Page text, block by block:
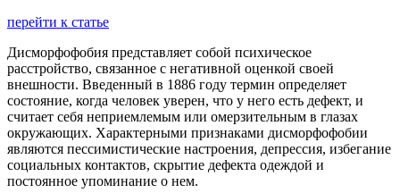
перейти к статье
Дисморфофобия представляет собой психическое
расстройство, связанное с негативной оценкой своей
внешности. Введенный в 1886 году термин определяет
состояние, когда человек уверен, что у него есть дефект, и
считает себя неприемлемым или омерзительным в глазах
окружающих. Характерными признаками дисморфофобии
являются пессимистические настроения, депрессия, избегание
социальных контактов, скрытие дефекта одеждой и
постоянное упоминание о нем.